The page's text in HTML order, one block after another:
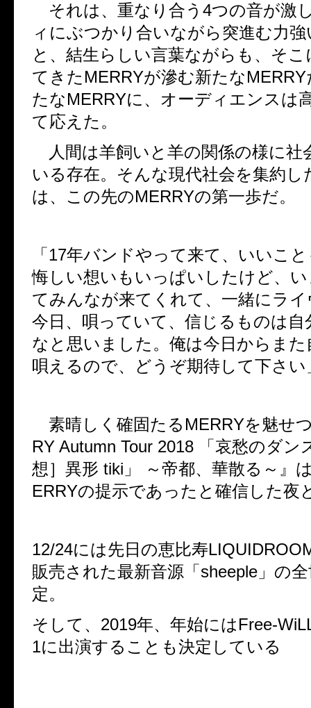
それは、重なり合う 4つの音が激
ィにぶつかり合いながら突進む力
と、結生らしい言葉ながらも、そ
てきた MERRYが滲む新たなMERRY
たなMERRYに、オーディエンスは
て応えた。
人間は羊飼いと羊の関係の様に社
いる存在。そんな現代社会を集約し
は、この先のMERRYの第一歩だ。
「 17年バンドやって来て、いいこ
悔しい想いもいっぱいしたけど、
てみんなが来てくれて、一緒にラ
今日、唄っていて、信じるものは
なと思いました。俺は今日からま
唄えるので、どうぞ期待して下さい
素晴しく確固たる MERRYを魅せ
RY Autumn Tour 2018
「哀愁のダン
想］異形 tiki 」 ～帝都、華散る～』
ERRYの提示であったと確信した夜
12/24には先日の恵比寿
販売された最新音源「 sheeple 」の
定。
そして、 2019年、年始にはFree-
1に出演することも決定している